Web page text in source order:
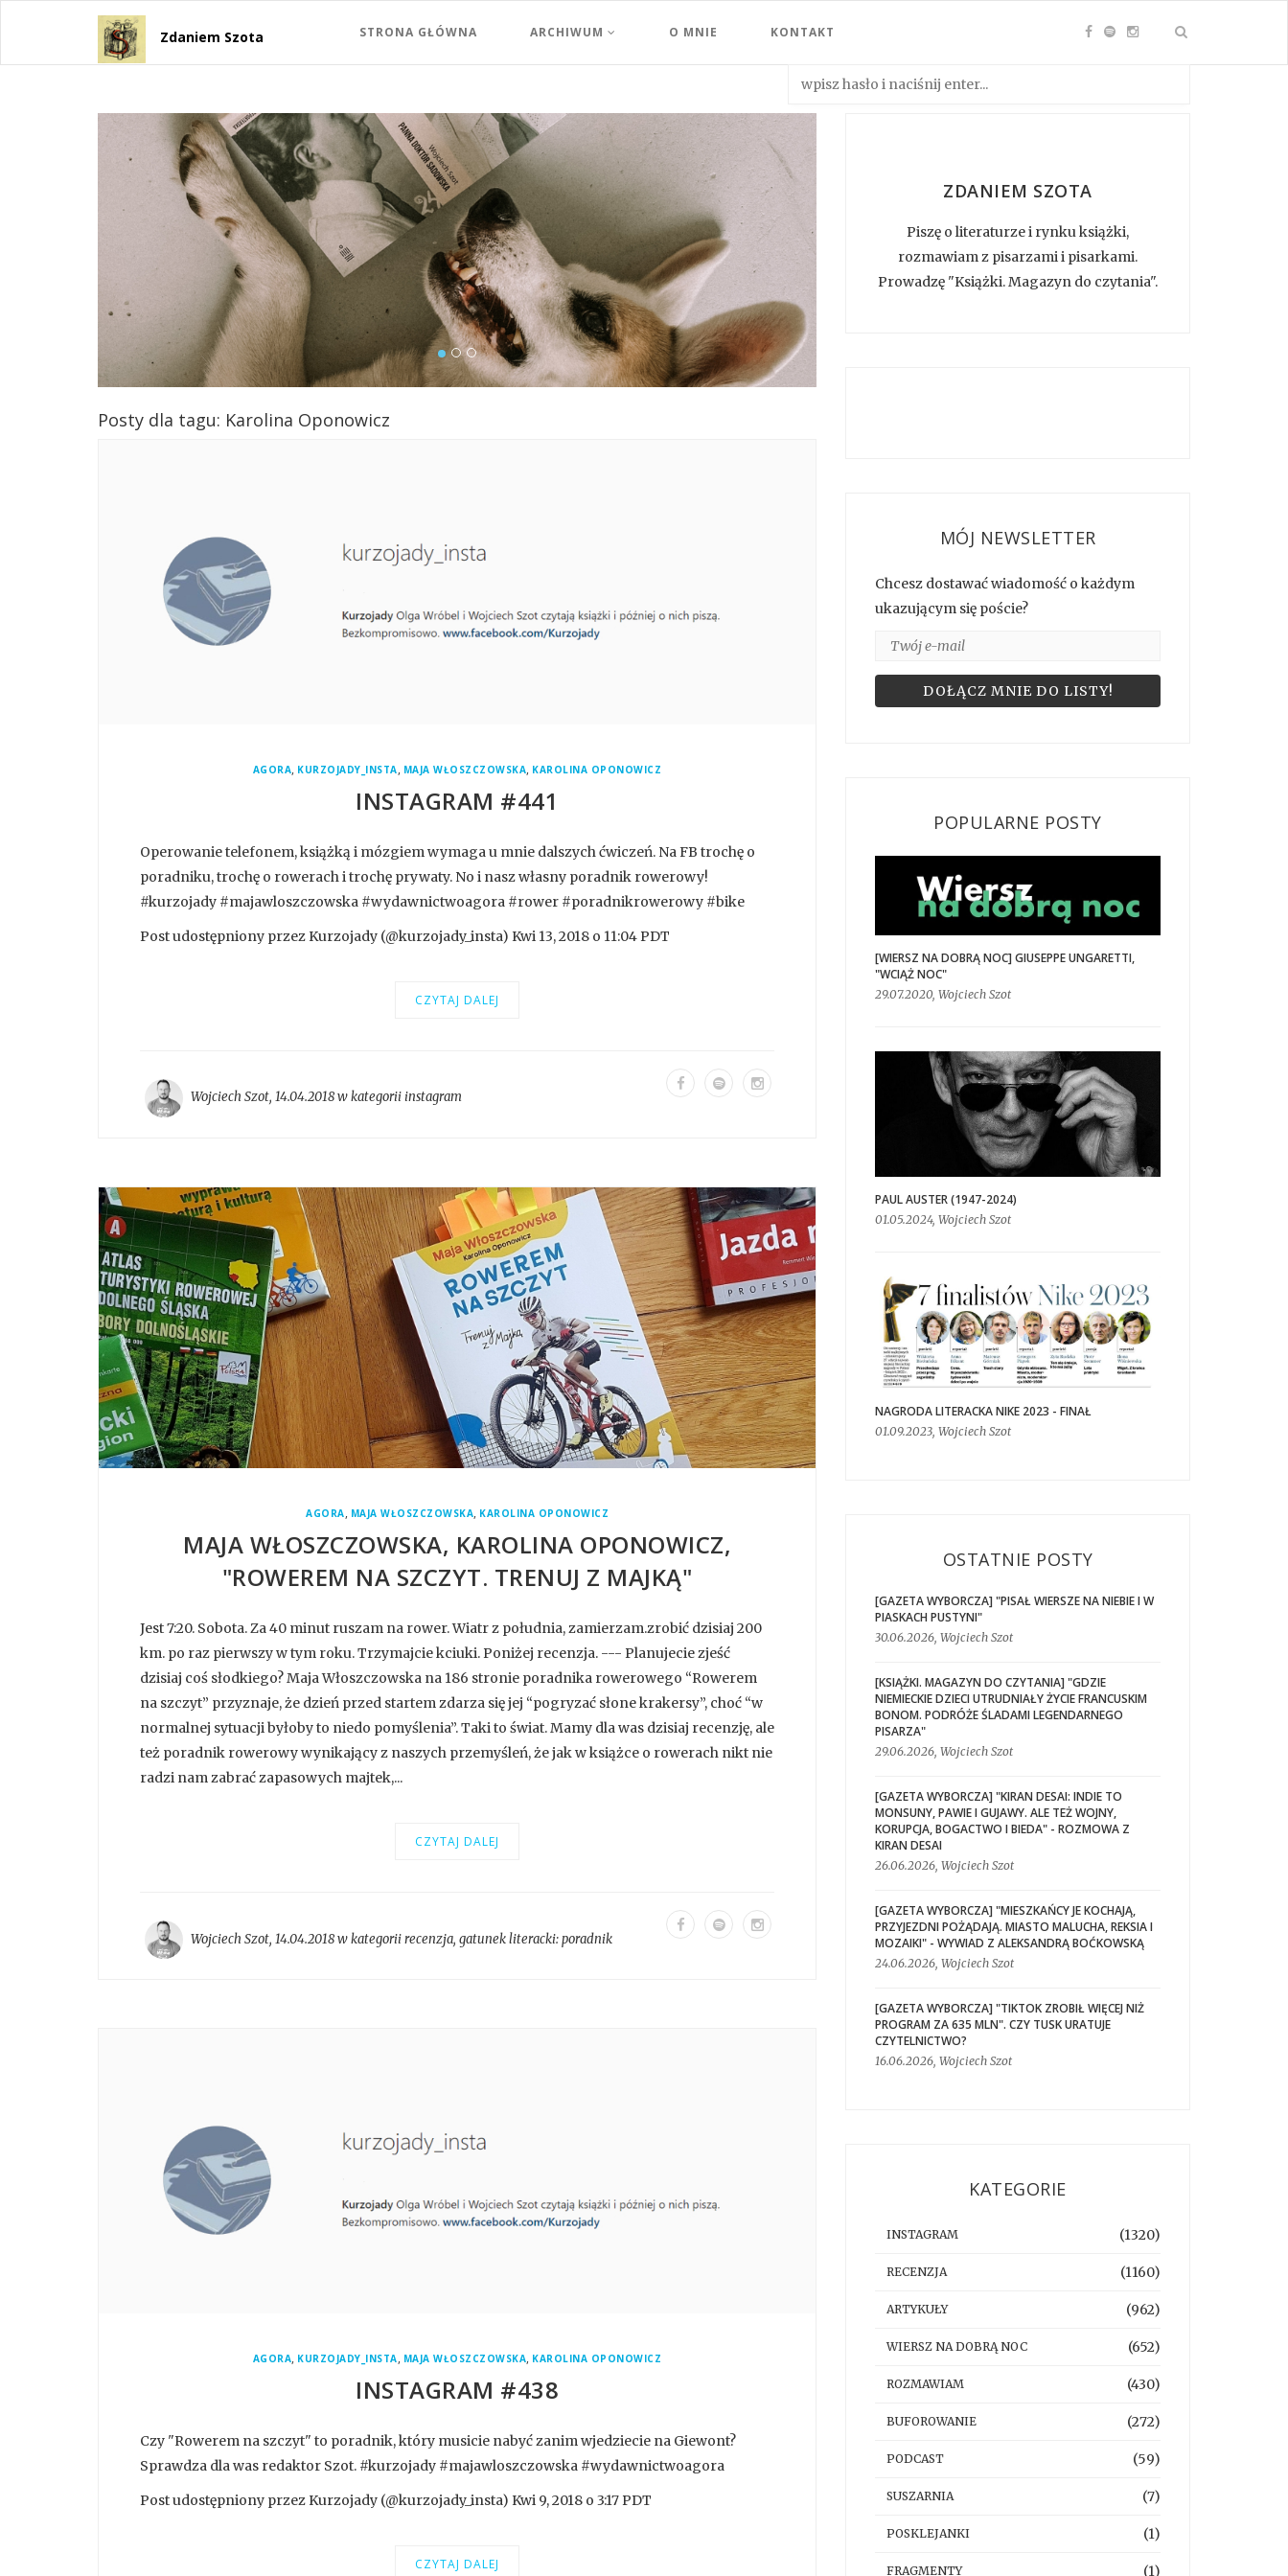
Zdaniem Szota STRONA GŁÓWNA ARCHIWUM O MNIE KONTAKT
Posty dla tagu: Karolina Oponowicz
AGORA, KURZOJADY_INSTA, MAJA WŁOSZCZOWSKA, KAROLINA OPONOWICZ
INSTAGRAM #441
Operowanie telefonem, książką i mózgiem wymaga u mnie dalszych ćwiczeń. Na FB trochę o
poradniku, trochę o rowerach i trochę prywaty. No i nasz własny poradnik rowerowy!
#kurzojady #majawloszczowska #wydawnictwoagora #rower #poradnikrowerowy #bike
Post udostępniony przez Kurzojady (@kurzojady_insta) Kwi 13, 2018 o 11:04 PDT
CZYTAJ DALEJ
Wojciech Szot, 14.04.2018 w kategoriiinstagram
AGORA, MAJA WŁOSZCZOWSKA, KAROLINA OPONOWICZ
MAJA WŁOSZCZOWSKA, KAROLINA OPONOWICZ,
"ROWEREM NA SZCZYT. TRENUJ Z MAJKĄ"
Jest 7:20. Sobota. Za 40 minut ruszam na rower. Wiatr z południa, zamierzam.zrobić dzisiaj 200
km. po raz pierwszy w tym roku. Trzymajcie kciuki. Poniżej recenzja. --- Planujecie zjeść
dzisiaj coś słodkiego? Maja Włoszczowska na 186 stronie poradnika rowerowego “Rowerem
na szczyt” przyznaje, że dzień przed startem zdarza się jej “pogryzać słone krakersy”, choć “w
normalnej sytuacji byłoby to niedo pomyślenia”. Taki to świat. Mamy dla was dzisiaj recenzję, ale
też poradnik rowerowy wynikający z naszych przemyśleń, że jak w książce o rowerach nikt nie
radzi nam zabrać zapasowych majtek,...
CZYTAJ DALEJ
Wojciech Szot, 14.04.2018 w kategoriirecenzja, gatunek literacki:poradnik
AGORA, KURZOJADY_INSTA, MAJA WŁOSZCZOWSKA, KAROLINA OPONOWICZ
INSTAGRAM #438
Czy "Rowerem na szczyt" to poradnik, który musicie nabyć zanim wjedziecie na Giewont?
Sprawdza dla was redaktor Szot. #kurzojady #majawloszczowska #wydawnictwoagora
Post udostępniony przez Kurzojady (@kurzojady_insta) Kwi 9, 2018 o 3:17 PDT
CZYTAJ DALEJ
ZDANIEM SZOTA
Piszę o literaturze i rynku książki,
rozmawiam z pisarzami i pisarkami.
Prowadzę "Książki. Magazyn do czytania".
MÓJ NEWSLETTER
Chcesz dostawać wiadomość o każdym
ukazującym się poście?
POPULARNE POSTY
[WIERSZ NA DOBRĄ NOC] GIUSEPPE UNGARETTI,
"WCIĄŻ NOC"
29.07.2020, Wojciech Szot
PAUL AUSTER (1947-2024)
01.05.2024, Wojciech Szot
NAGRODA LITERACKA NIKE 2023 - FINAŁ
01.09.2023, Wojciech Szot
OSTATNIE POSTY
[GAZETA WYBORCZA] "PISAŁ WIERSZE NA NIEBIE I W
PIASKACH PUSTYNI"
30.06.2026, Wojciech Szot
[KSIĄŻKI. MAGAZYN DO CZYTANIA] "GDZIE
NIEMIECKIE DZIECI UTRUDNIAŁY ŻYCIE FRANCUSKIM
BONOM. PODRÓŻE ŚLADAMI LEGENDARNEGO
PISARZA"
29.06.2026, Wojciech Szot
[GAZETA WYBORCZA] "KIRAN DESAI: INDIE TO
MONSUNY, PAWIE I GUJAWY. ALE TEŻ WOJNY,
KORUPCJA, BOGACTWO I BIEDA" - ROZMOWA Z
KIRAN DESAI
26.06.2026, Wojciech Szot
[GAZETA WYBORCZA] "MIESZKAŃCY JE KOCHAJĄ,
PRZYJEZDNI POŻĄDAJĄ. MIASTO MALUCHA, REKSIA I
MOZAIKI" - WYWIAD Z ALEKSANDRĄ BOĆKOWSKĄ
24.06.2026, Wojciech Szot
[GAZETA WYBORCZA] "TIKTOK ZROBIŁ WIĘCEJ NIŻ
PROGRAM ZA 635 MLN". CZY TUSK URATUJE
CZYTELNICTWO?
16.06.2026, Wojciech Szot
KATEGORIE
INSTAGRAM (1320)
RECENZJA (1160)
ARTYKUŁY (962)
WIERSZ NA DOBRĄ NOC (652)
ROZMAWIAM (430)
BUFOROWANIE (272)
PODCAST (59)
SUSZARNIA (7)
POSKLEJANKI (1)
FRAGMENTY (1)